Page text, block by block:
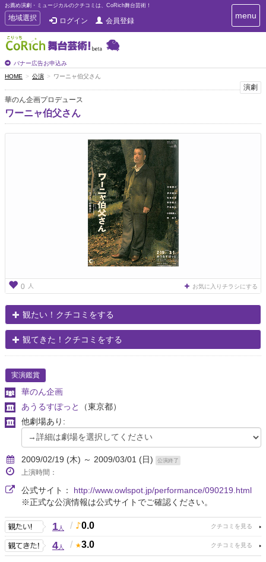
お薦め演劇・ミュージカルのクチコミは、CoRich舞台芸術！
T
o
g
g
e
n
a
v
i
g
地域選択 ログイン 会員登録
バナー広告お申込み
T
o
i
g
menu
HOME 公演 ワーニャ伯父さん
演劇
華のん企画プロデュース
ワーニャ伯父さん
0 人 お気に入りチラシにする
観たい！クチコミをする
観てきた！クチコミをする
実演鑑賞
華のん企画
あうるすぽっと
（東京都）
他劇場あり:
2009/02/19 (木) ～ 2009/03/01 (日) 公演終了
上演時間：
公式サイト： http://www.owlspot.jp/performance/090219.html
※正式な公演情報は公式サイトでご確認ください。
1人 / 0.0
4人 / 3.0